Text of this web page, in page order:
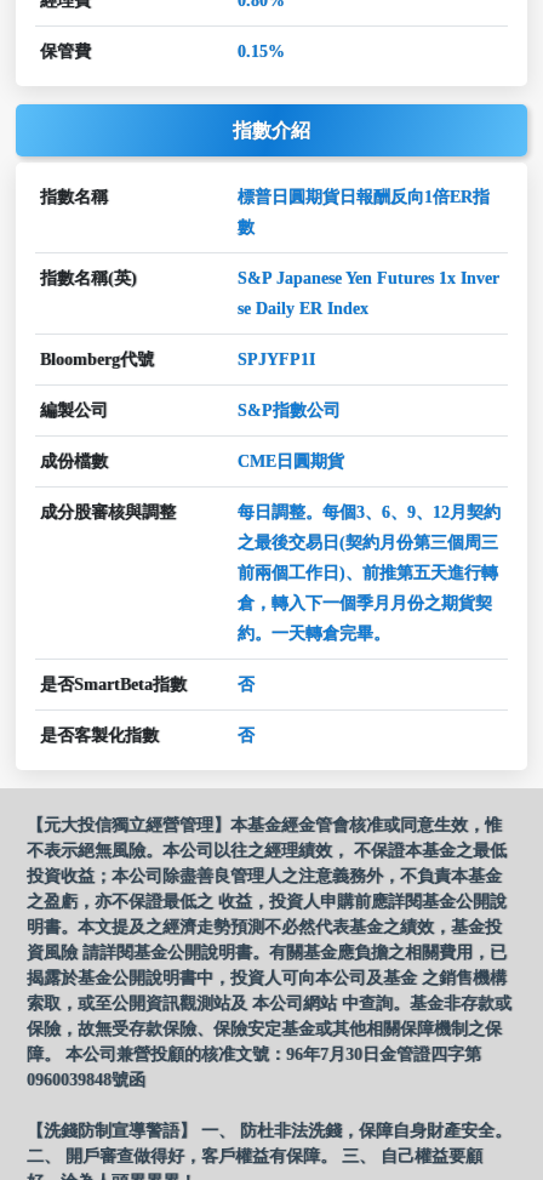
保管費 0.15%
指數介紹
指數名稱
標普日圓期貨日報酬反向1倍ER指
數
指數名稱(英)
S&P Japanese Yen Futures 1x Inver
se Daily ER Index
Bloomberg代號 SPJYFP1I
編製公司 S&P指數公司
成份檔數 CME日圓期貨
成分股審核與調整
每日調整。每個3、6、9、12月契約
之最後交易日(契約月份第三個周三
前兩個工作日)、前推第五天進行轉
倉，轉入下一個季月月份之期貨契
約。一天轉倉完畢。
是否SmartBeta指數 否
是否客製化指數 否
【元大投信獨立經營管理】本基金經金管會核准或同意生效，惟
不表示絕無風險。本公司以往之經理績效， 不保證本基金之最低
投資收益；本公司除盡善良管理人之注意義務外，不負責本基金
之盈虧，亦不保證最低之 收益，投資人申購前應詳閱基金公開說
明書。本文提及之經濟走勢預測不必然代表基金之績效，基金投
資風險 請詳閱基金公開說明書。有關基金應負擔之相關費用，已
揭露於基金公開說明書中，投資人可向本公司及基金 之銷售機構
索取，或至公開資訊觀測站及 本公司網站 中查詢。基金非存款或
保險，故無受存款保險、保險安定基金或其他相關保障機制之保
障。 本公司兼營投顧的核准文號：96年7月30日金管證四字第
0960039848號函
【洗錢防制宣導警語】 一、 防杜非法洗錢，保障自身財產安全。
二、 開戶審查做得好，客戶權益有保障。 三、 自己權益要顧